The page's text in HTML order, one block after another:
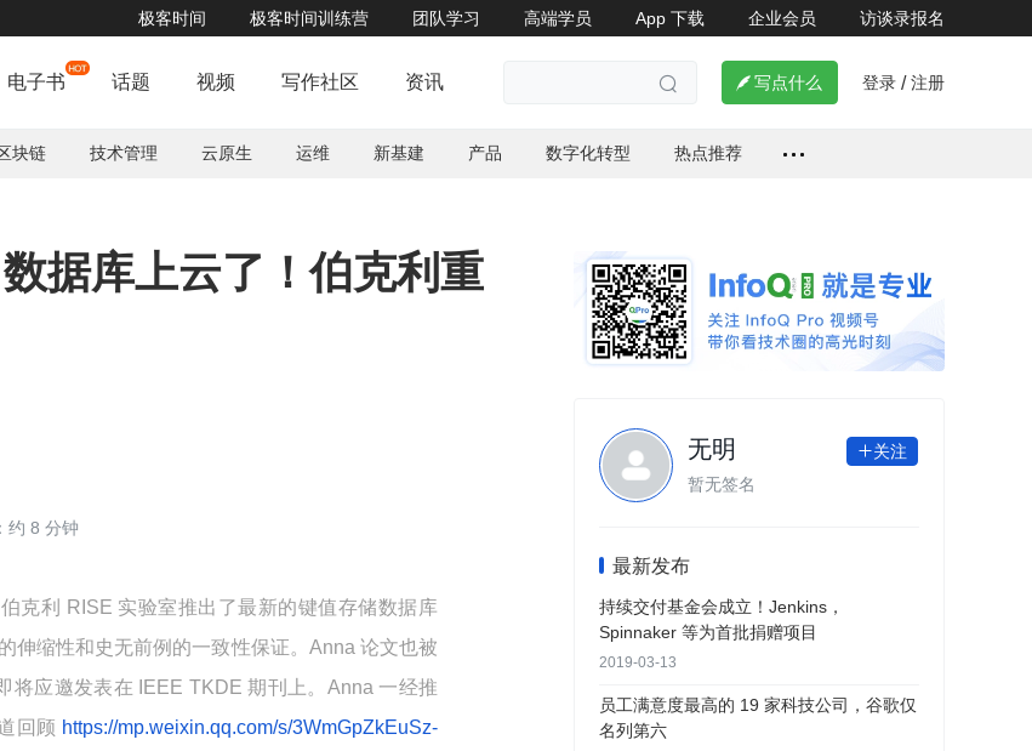
极客时间 极客时间训练营 团队学习 高端学员 App 下载 企业会员 访谈录报名
月 19 - 20 日 Apache Pulsar 社区年度盛会来啦，立即报名！
电子书 话题 视频 写作社区 资讯   写点什么 登录 / 注册
块链 技术管理 云原生 运维 新基建 产品 数字化转型 热点推荐
据库上云了！伯克利重
约 8 分钟
克利 RISE 实验室推出了最新的键值存储数据库
伸缩性和史无前例的一致性保证。Anna 论文也被
将应邀发表在 IEEE TKDE 期刊上。Anna 一经推
回顾 https://mp.weixin.qq.com/s/3WmGpZkEuSz-
无明 关注
暂无签名
最新发布
持续交付基金会成立！Jenkins，
Spinnaker 等为首批捐赠项目
2019-03-13
员工满意度最高的 19 家科技公司，谷歌仅
名列第六